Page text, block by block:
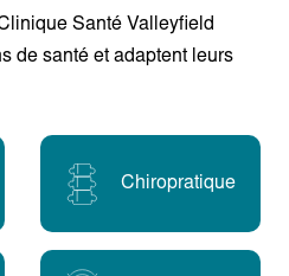
Santé Valleyfield
de santé et adaptent leurs
Chiropratique